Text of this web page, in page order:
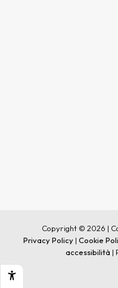
Copyright © 2026 |
Privacy Policy | Cookie
accessibilità |